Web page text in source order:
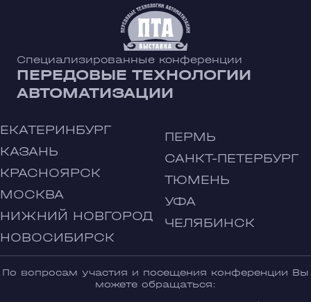
Специализированные конференции
ПЕРЕДОВЫЕ ТЕХНОЛОГИИ
АВТОМАТИЗАЦИИ
ЕКАТЕРИНБУРГ
КАЗАНЬ
КРАСНОЯРСК
МОСКВА
НИЖНИЙ НОВГОРОД
НОВОСИБИРСК
ПЕРМЬ
САНКТ-ПЕТЕРБУРГ
ТЮМЕНЬ
УФА
ЧЕЛЯБИНСК
По вопросам участия и посещения конференции Вы
можете обращаться: